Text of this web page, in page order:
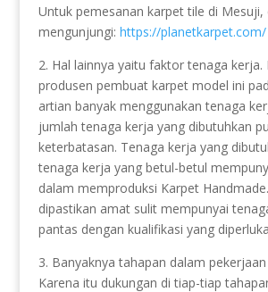
Untuk pemesanan karpet tile di Mesuji,
mengunjungi: https://planetkarpet.com/
2. Hal lainnya yaitu faktor tenaga kerja.
produsen pembuat karpet model ini
artian banyak menggunakan tenaga
jumlah tenaga kerja yang dibutuhkan
keterbatasan. Tenaga kerja yang
tenaga kerja yang betul-betul
dalam memproduksi Karpet
dipastikan amat sulit mempunyai
pantas dengan kualifikasi yang
3. Banyaknya tahapan dalam
Karena itu dukungan di tiap-tiap